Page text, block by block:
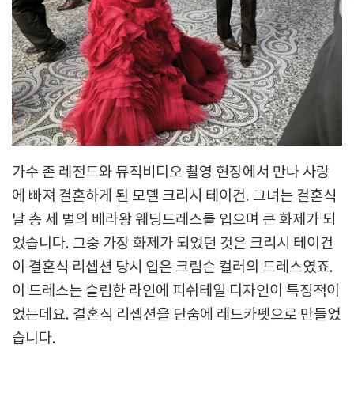
가수 존 레전드와 뮤직비디오 촬영 현장에서 만나 사랑
에 빠져 결혼하게 된 모델 크리시 테이건. 그녀는 결혼식
날 총 세 벌의 베라왕 웨딩드레스를 입으며 큰 화제가 되
었습니다. 그중 가장 화제가 되었던 것은 크리시 테이건
이 결혼식 리셉션 당시 입은 크림슨 컬러의 드레스였죠.
이 드레스는 슬림한 라인에 피쉬테일 디자인이 특징적이
었는데요. 결혼식 리셉션을 단숨에 레드카펫으로 만들었
습니다.